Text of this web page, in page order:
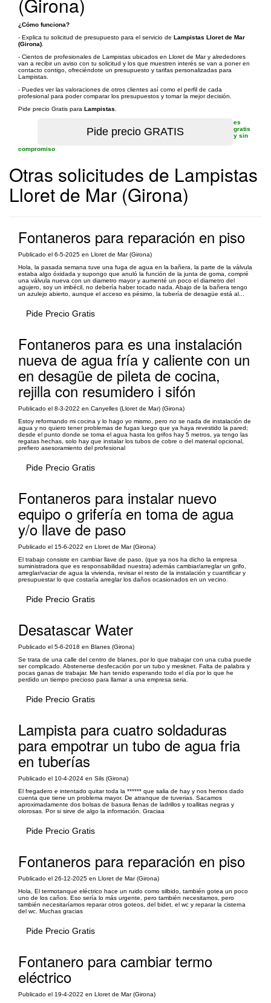
¿Cómo funciona?
- Explica tu solicitud de presupuesto para el servicio de Lampistas Lloret de Mar
(Girona)
- Cientos de profesionales de Lampistas ubicados en Lloret de Mar y alrededores
van a recibir un aviso con tu solicitud y los que muestren interés se van a poner en
contacto contigo, ofreciéndote un presupuesto y tarifas personalizadas para
Lampistas.
- Puedes ver las valoraciones de otros clientes así como el perfil de cada
profesional para poder comparar los presupuestos y tomar la mejor decisión.
Pide precio Gratis para Lampistas
es
gratis
y sin
compromiso
Otras solicitudes de Lampistas
Lloret de Mar (Girona)
Fontaneros para reparación en piso
Publicado el 6-5-2025 en Lloret de Mar (Girona)
Hola, la pasada semana tuve una fuga de agua en la bañera, la parte de la válvula
estaba algo óxidada y supongo que anuló la función de la junta de goma, compré
una válvula nueva con un diametro mayor y aumenté un poco el diametro del
agujero, soy un imbécil, no debería haber tocado nada. Abajo de la bañera tengo
un azulejo abierto, aunque el acceso es pésimo, la tubería de desagüe está al...
Pide Precio Gratis
Fontaneros para es una instalación
nueva de agua fría y caliente con un
en desagüe de pileta de cocina,
rejilla con resumidero i sifón
Publicado el 8-3-2022 en Canyelles (Lloret de Mar) (Girona)
Estoy reformando mi cocina y lo hago yo mismo, pero no se nada de instalación de
agua y no quiero tener problemas de fugas luego que ya haya revestido la pared;
desde el punto donde se toma el agua hasta los grifos hay 5 metros, ya tengo las
regatas hechas, solo hay que instalar los tubos de cobre o del material opcional,
prefiero asesoramiento del profesional
Pide Precio Gratis
Fontaneros para instalar nuevo
equipo o grifería en toma de agua
y/o llave de paso
Publicado el 15-6-2022 en Lloret de Mar (Girona)
El trabajo consiste en cambiar llave de paso, (que ya nos ha dicho la empresa
suministradora que es responsabilidad nuestra) además cambiar/arreglar un grifo,
arreglar/vaciar de agua la vivienda, revisar el resto de la instalación y cuantificar y
presupuestar lo que costaría arreglar los daños ocasionados en un vecino.
Pide Precio Gratis
Desatascar Water
Publicado el 5-6-2018 en Blanes (Girona)
Se trata de una calle del centro de blanes, por lo que trabajar con una cuba puede
ser complicado. Abstenerse desfecación por un tubo y mesknet. Falta de palabra y
pocas ganas de trabajar. Me han tenido esperando todo el día por lo que he
perdido un tiempo precioso para llamar a una empresa seria.
Pide Precio Gratis
Lampista para cuatro soldaduras
para empotrar un tubo de agua fria
en tuberías
Publicado el 10-4-2024 en Sils (Girona)
El fregadero e intentado quitar toda la ****** que salia de hay y nos hemos dado
cuenta que tiene un problema mayor. De atranque de tuverias. Sacamos
aproximadamente dos bolsas de basura llenas de ladrillos y toallitas negras y
olorosas. Por si sirve de algo la información. Graciaa
Pide Precio Gratis
Fontaneros para reparación en piso
Publicado el 26-12-2025 en Lloret de Mar (Girona)
Hola, El termotanque eléctrico hace un ruido como silbido, también gotea un poco
uno de los caños. Eso sería lo más urgente, pero también necesitamos, pero
también necesitaríamos reparar otros goteos, del bidet, el wc y reparar la cisterna
del wc. Muchas gracias
Pide Precio Gratis
Fontanero para cambiar termo
eléctrico
Publicado el 19-4-2022 en Lloret de Mar (Girona)